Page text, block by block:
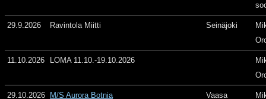
29.9.2026 Ravintola Miitti Seinäjoki
11.10.2026 LOMA 11.10.-19.10.2026
29.10.2026 M/S Aurora Botnia Vaasa